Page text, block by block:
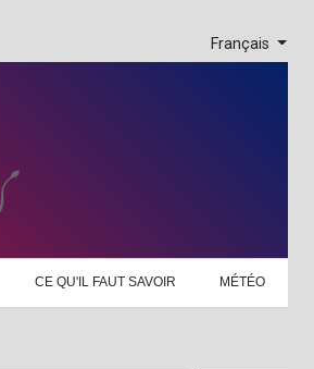
Français
CE QU'IL FAUT SAVOIR MÉTÉO